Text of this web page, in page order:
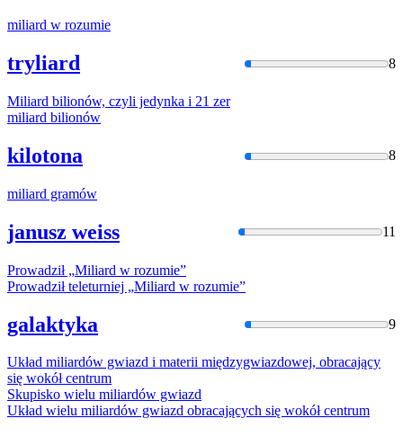
miliard w rozumie
tryliard 8
Miliard bilionów, czyli jedynka i 21 zer
miliard bilionów
kilotona 8
miliard gramów
janusz weiss 11
Prowadził „Miliard w rozumie”
Prowadził teleturniej „Miliard w rozumie”
galaktyka 9
Układ miliardów gwiazd i materii międzygwiazdowej, obracający
się wokół centrum
Skupisko wielu miliardów gwiazd
Układ wielu miliardów gwiazd obracających się wokół centrum